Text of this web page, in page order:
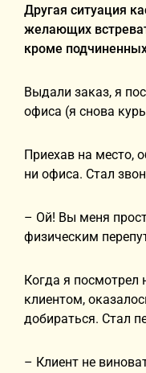
Другая ситуация
желающих
кроме
Выдали заказ, я
офиса (я снова
Приехав на место,
ни офиса. Стал
– Ой! Вы меня
физическим
Когда я посмотрел
клиентом,
добираться. Стал
– Клиент не